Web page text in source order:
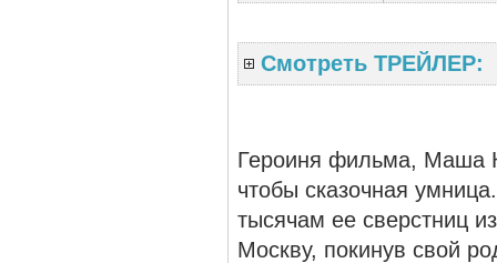
Смотреть ТРЕЙЛЕР:
Героиня фильма, Маша
чтобы сказочная
тысячам ее сверстниц
Москву, покинув свой